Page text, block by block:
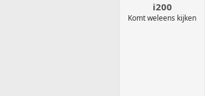
i200
Komt weleens kijken